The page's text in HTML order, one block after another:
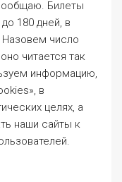
Кемеровской
совместно с
администрации
с
№59 ФЗ «О
граждан
узнается из